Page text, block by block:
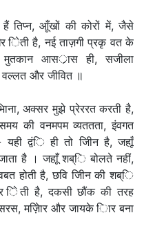
तिप्न, आूँखों की कोरों में, जैसे
िेती है, नई ताज़गी प्रकृ वत के
आसर्ास ही, सजीला
वल्लत और जीवित ॥
अक्सर मुझे प्रेररत करती है,
की वनमपम व्यततता, इंवगत
द्वंि ही तो जीिन है, जहाूँ
है । जहाूँ शब्ि बोलते नहीं,
होती है, छवि जीिन की शब्ि
िेती है, दकसी छौंक की तरह
मज़ेिार और जायके िार बना